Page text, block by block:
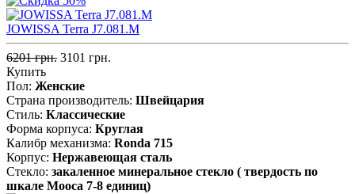
JOWISSA Terra J7.081.M
6201 грн. 3101 грн.
Купить
Пол: Женские
Страна производитель: Швейцария
Стиль: Классические
Форма корпуса: Круглая
Калибр механизма: Ronda 715
Корпус: Нержавеющая cталь
Стекло: закаленное минеральное стекло ( твердость по
шкале Мооса 7-8 единиц)